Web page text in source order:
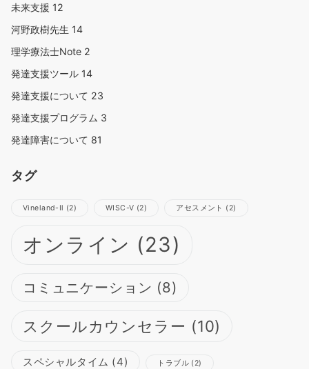
未来支援 12
河野政樹先生 14
理学療法士Note 2
発達支援ツール 14
発達支援について 23
発達支援プログラム 3
発達障害について 81
タグ
Vineland-Ⅱ (2) WISC-Ⅴ (2) アセスメント (2)
オンライン (23)
コミュニケーション (8)
スクールカウンセラー (10)
スペシャルタイム (4) トラブル (2)